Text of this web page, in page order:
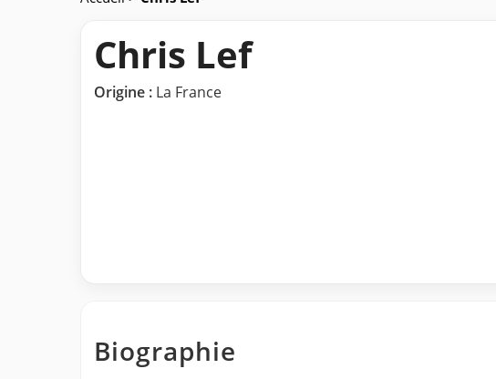
Chris Lef
Origine : La France
Biographie